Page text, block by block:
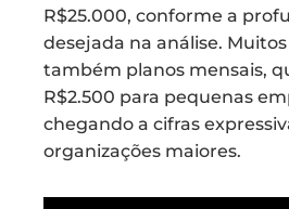
R$25.000, conforme a
desejada na análise.
também planos mensais,
R$2.500 para pequenas
chegando a cifras
organizações maiores.